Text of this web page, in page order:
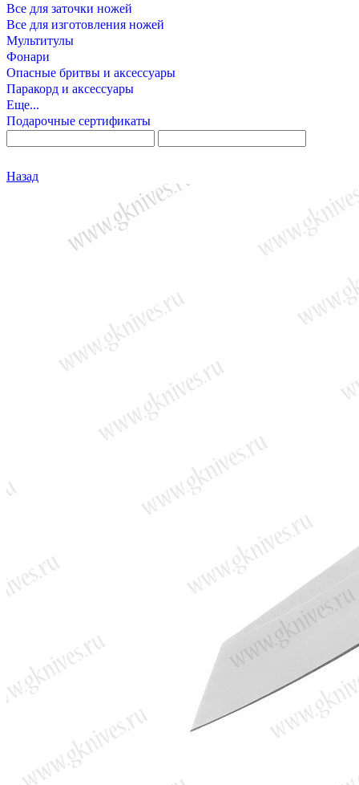
Все для заточки ножей
Все для изготовления ножей
Мультитулы
Фонари
Опасные бритвы и аксессуары
Паракорд и аксессуары
Еще...
Подарочные сертификаты
Назад